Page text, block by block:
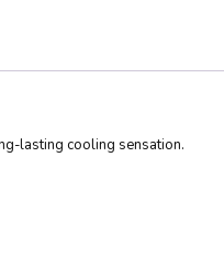
lasting cooling sensation.